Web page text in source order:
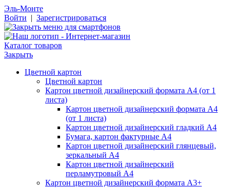
Эль-Монте
Войти | Зарегистрироваться
Каталог товаров
Закрыть
Цветной картон
Цветной картон
Картон цветной дизайнерский формата А4 (от 1
листа)
Картон цветной дизайнерский формата А4
(от 1 листа)
Картон цветной дизайнерский гладкий А4
Бумага, картон фактурные А4
Картон цветной дизайнерский глянцевый,
зеркальный А4
Картон цветной дизайнерский
перламутровый А4
Картон цветной дизайнерский формата А3+